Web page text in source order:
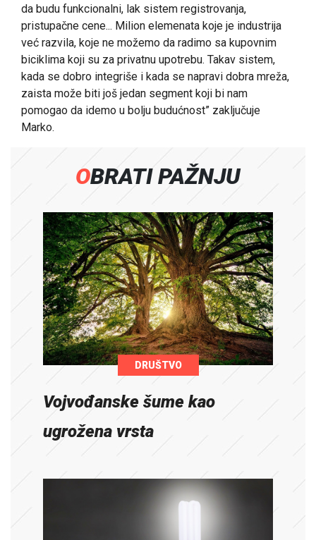
da budu funkcionalni, lak sistem registrovanja,
pristupačne cene... Milion elemenata koje je industrija
već razvila, koje ne možemo da radimo sa kupovnim
biciklima koji su za privatnu upotrebu. Takav sistem,
kada se dobro integriše i kada se napravi dobra mreža,
zaista može biti još jedan segment koji bi nam
pomogao da idemo u bolju budućnost” zaključuje
Marko.
OBRATI PAŽNJU
DRUŠTVO
Vojvođanske šume kao
ugrožena vrsta